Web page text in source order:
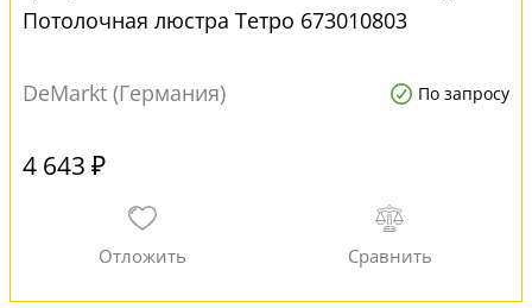
Потолочная люстра Тетро 673010803
DeMarkt (Германия) По запросу
4 643 ₽